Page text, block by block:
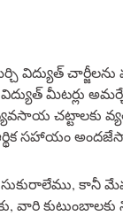
విద్యుత్ చార్జీలను
మీటర్లు
చట్టాలకు
ఆర్థిక సహాయం
కానీ
వారి కుటుంబాలకు